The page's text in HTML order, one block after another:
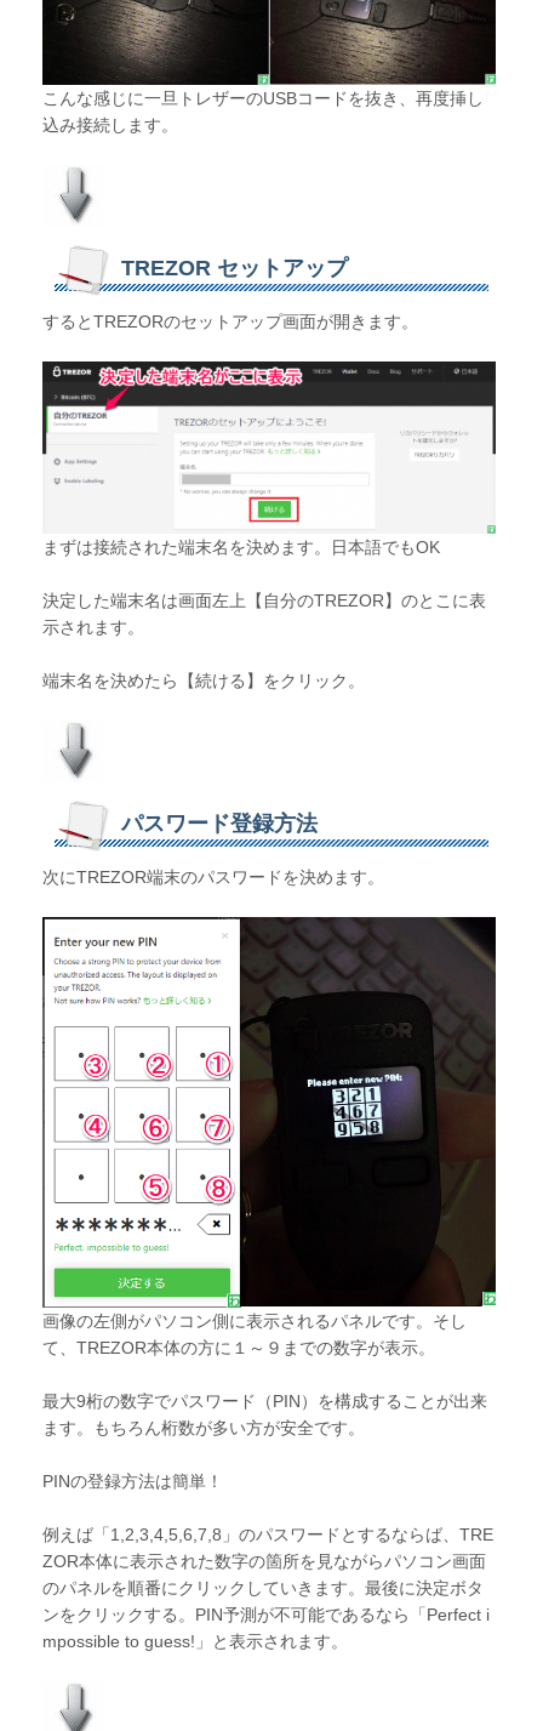
こんな感じに一旦トレザーのUSBコードを抜き、再度挿し
込み接続します。
TREZOR セットアップ
するとTREZORのセットアップ画面が開きます。
まずは接続された端末名を決めます。日本語でもOK
決定した端末名は画面左上【自分のTREZOR】のとこに表
示されます。
端末名を決めたら【続ける】をクリック。
パスワード登録方法
次にTREZOR端末のパスワードを決めます。
画像の左側がパソコン側に表示されるパネルです。そし
て、TREZOR本体の方に１～９までの数字が表示。
最大9桁の数字でパスワード（PIN）を構成することが出来
ます。もちろん桁数が多い方が安全です。
PINの登録方法は簡単！
例えば「1,2,3,4,5,6,7,8」のパスワードとするならば、TRE
ZOR本体に表示された数字の箇所を見ながらパソコン画面
のパネルを順番にクリックしていきます。最後に決定ボタ
ンをクリックする。PIN予測が不可能であるなら「Perfect i
mpossible to guess!」と表示されます。